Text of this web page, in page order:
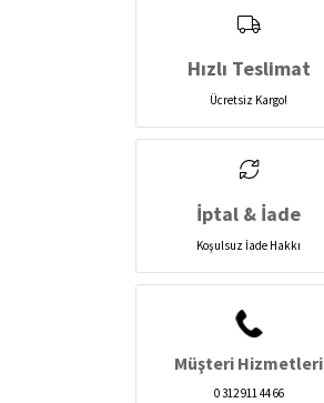
Hızlı Teslimat
Ücretsiz Kargo!
İptal & İade
Koşulsuz İade Hakkı
Müşteri Hizmetleri
0 312 911 44 66